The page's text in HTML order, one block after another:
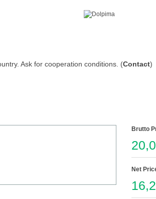
Ask for cooperation conditions. (Contact)
Brutto
Net